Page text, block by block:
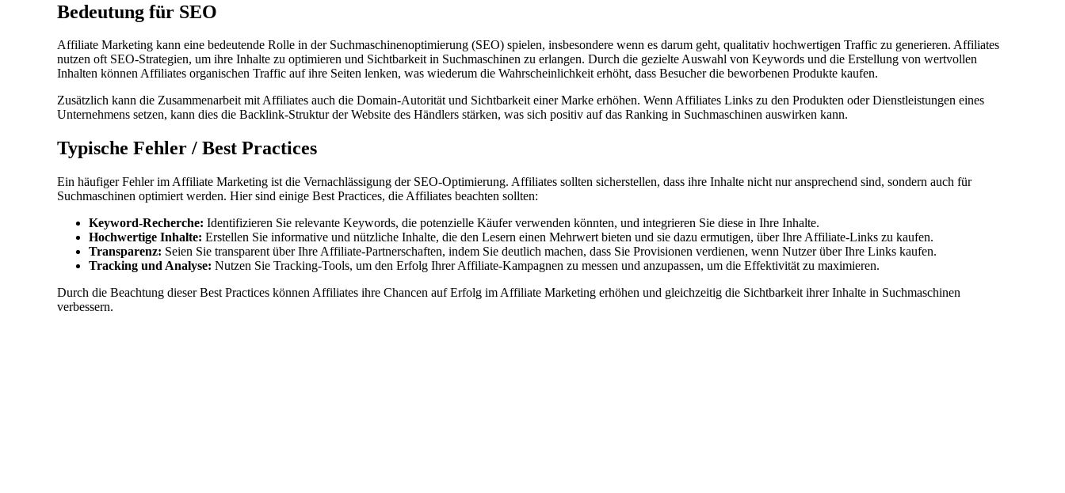
Bedeutung für SEO
Affiliate Marketing kann eine bedeutende Rolle in der Suchmaschinenoptimierung (SEO) spielen, insbesondere wenn es darum geht, qualitativ hochwertigen Traffic zu generieren. Affiliates
nutzen oft SEO-Strategien, um ihre Inhalte zu optimieren und Sichtbarkeit in Suchmaschinen zu erlangen. Durch die gezielte Auswahl von Keywords und die Erstellung von wertvollen
Inhalten können Affiliates organischen Traffic auf ihre Seiten lenken, was wiederum die Wahrscheinlichkeit erhöht, dass Besucher die beworbenen Produkte kaufen.
Zusätzlich kann die Zusammenarbeit mit Affiliates auch die Domain-Autorität und Sichtbarkeit einer Marke erhöhen. Wenn Affiliates Links zu den Produkten oder Dienstleistungen eines
Unternehmens setzen, kann dies die Backlink-Struktur der Website des Händlers stärken, was sich positiv auf das Ranking in Suchmaschinen auswirken kann.
Typische Fehler / Best Practices
Ein häufiger Fehler im Affiliate Marketing ist die Vernachlässigung der SEO-Optimierung. Affiliates sollten sicherstellen, dass ihre Inhalte nicht nur ansprechend sind, sondern auch für
Suchmaschinen optimiert werden. Hier sind einige Best Practices, die Affiliates beachten sollten:
Keyword-Recherche: Identifizieren Sie relevante Keywords, die potenzielle Käufer verwenden könnten, und integrieren Sie diese in Ihre Inhalte.
Hochwertige Inhalte: Erstellen Sie informative und nützliche Inhalte, die den Lesern einen Mehrwert bieten und sie dazu ermutigen, über Ihre Affiliate-Links zu kaufen.
Transparenz: Seien Sie transparent über Ihre Affiliate-Partnerschaften, indem Sie deutlich machen, dass Sie Provisionen verdienen, wenn Nutzer über Ihre Links kaufen.
Tracking und Analyse: Nutzen Sie Tracking-Tools, um den Erfolg Ihrer Affiliate-Kampagnen zu messen und anzupassen, um die Effektivität zu maximieren.
Durch die Beachtung dieser Best Practices können Affiliates ihre Chancen auf Erfolg im Affiliate Marketing erhöhen und gleichzeitig die Sichtbarkeit ihrer Inhalte in Suchmaschinen
verbessern.